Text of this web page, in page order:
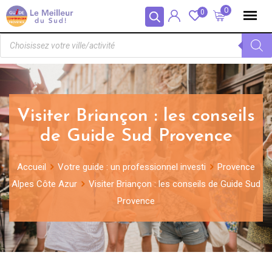
Panneau de gestion des cookies 0
0
Visiter Briançon : les conseils
de Guide Sud Provence
Accueil Votre guide : un professionnel investi
Provence
Alpes Côte Azur
Visiter Briançon : les conseils de Guide Sud
Provence